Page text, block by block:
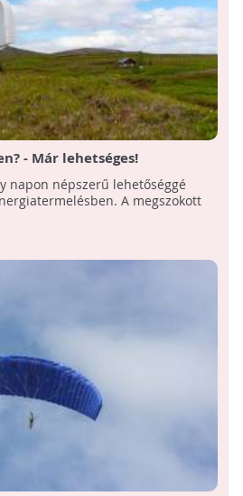
- Már lehetséges!
napon népszerű lehetőséggé
A megszokott